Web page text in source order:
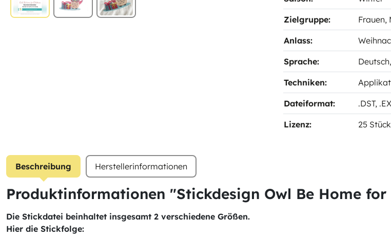
Zielgruppe: Frauen,
Anlass:
Sprache: Deutsch
Techniken:
Dateiformat: .DST,
Lizenz: 25
Beschreibung Herstellerinformationen
Produktinformationen "Stickdesign Owl Be Home
Die Stickdatei beinhaltet insgesamt 2 verschiedene Größen.
Hier die Stickfolge: